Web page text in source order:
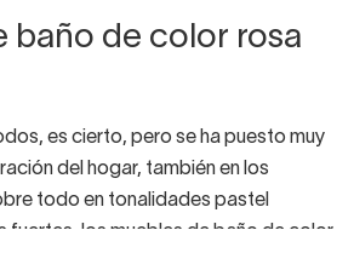
baño de color rosa
es cierto, pero se ha puesto muy
del hogar, también en los
todo en tonalidades pastel
fuertes, los muebles de baño de color